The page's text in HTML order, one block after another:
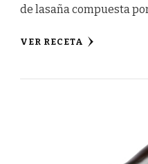
de lasaña compuesta
VER RECETA